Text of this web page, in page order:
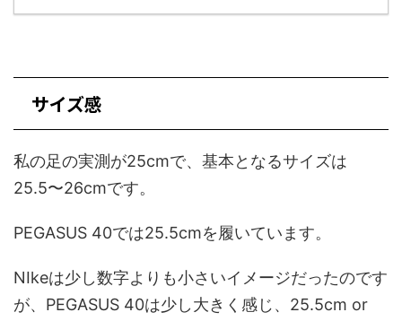
サイズ感
私の足の実測が25cmで、基本となるサイズは
25.5〜26cmです。
PEGASUS 40では25.5cmを履いています。
NIkeは少し数字よりも小さいイメージだったのです
が、PEGASUS 40は少し大きく感じ、25.5cm or